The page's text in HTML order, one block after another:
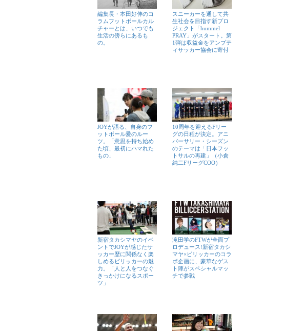
編集長・本田好伸のコ
ラムフットボールカル
チャーとは、いつでも
生活の傍らにあるも
の。
スニーカーを通して共
生社会を目指す新プロ
ジェクト「hummel
PRAY」がスタート。第
1弾は収益金をアンプテ
ィサッカー協会に寄付
JOYが語る、自身のフ
ットボール愛のルー
ツ。「意思を持ち始め
た頃、最初にハマれた
もの」
10周年を迎えるFリー
グの日程が決定。アニ
バーサリー・シーズン
のテーマは「日本フッ
トサルの再建」（小倉
純二FリーグCOO）
新宿タカシマヤのイベ
ントでJOYが感じたサ
ッカー歴に関係なく楽
しめるビリッカーの魅
力。「人と人をつなぐ
きっかけになるスポー
ツ」
滝田学のFTWが全面プ
ロデュース!新宿タカシ
マヤ×ビリッカーのコラ
ボ企画に、豪華なゲス
ト陣がスペシャルマッ
チで参戦